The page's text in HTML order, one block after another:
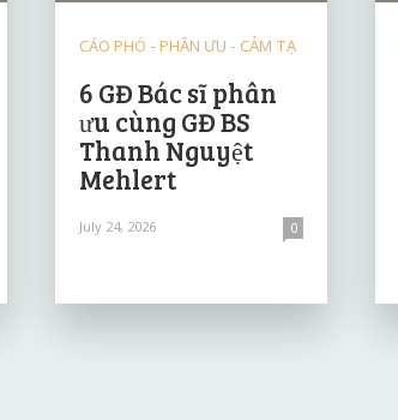
CÁO PHÓ - PHÂN ƯU - CẢM TẠ
6 GĐ Bác sĩ phân
ưu cùng GĐ BS
Thanh Nguyệt
Mehlert
July 24, 2026 0